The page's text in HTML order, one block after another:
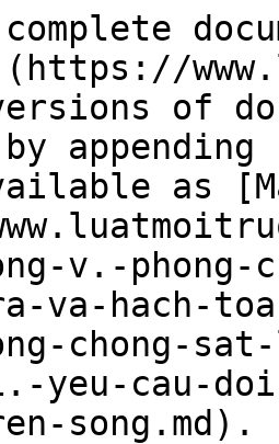
of
as
v.-
va-hach-
chong-
yeu-cau-
song.md).